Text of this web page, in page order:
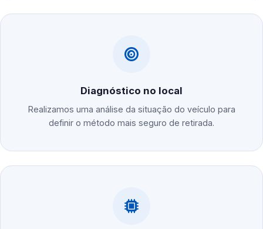
Diagnóstico no local
Realizamos uma análise da situação do veículo para
definir o método mais seguro de retirada.